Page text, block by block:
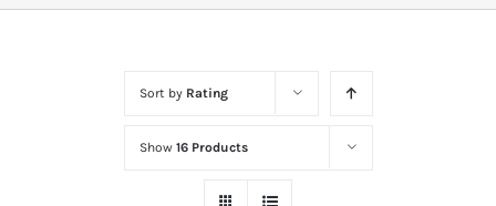
Sort by Rating
Show 16 Products